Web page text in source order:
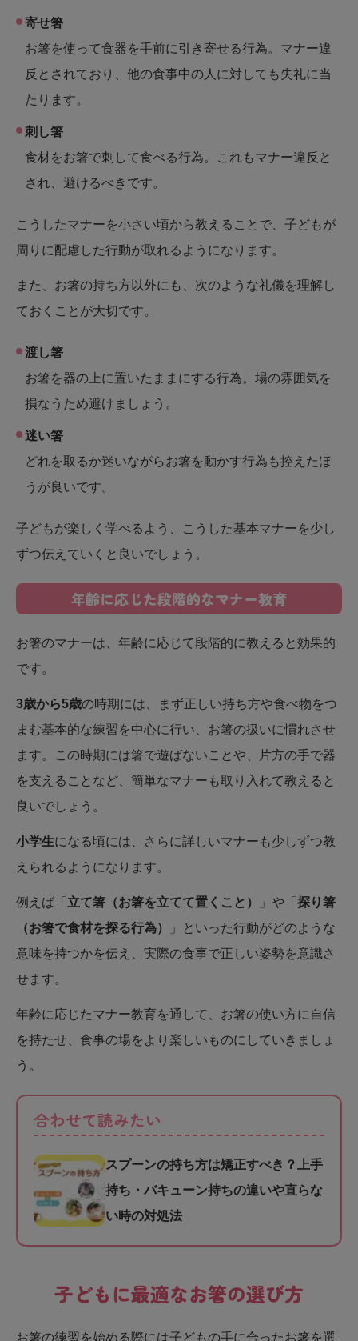
寄せ箸
お箸を使って食器を手前に引き寄せる行為。マナー違
反とされており、他の食事中の人に対しても失礼に当
たります。
刺し箸
食材をお箸で刺して食べる行為。これもマナー違反と
され、避けるべきです。
こうしたマナーを小さい頃から教えることで、子どもが
周りに配慮した行動が取れるようになります。
また、お箸の持ち方以外にも、次のような礼儀を理解し
ておくことが大切です。
渡し箸
お箸を器の上に置いたままにする行為。場の雰囲気を
損なうため避けましょう。
迷い箸
どれを取るか迷いながらお箸を動かす行為も控えたほ
うが良いです。
子どもが楽しく学べるよう、こうした基本マナーを少し
ずつ伝えていくと良いでしょう。
年齢に応じた段階的なマナー教育
お箸のマナーは、年齢に応じて段階的に教えると効果的
です。
3歳から5歳の時期には、まず正しい持ち方や食べ物をつ
まむ基本的な練習を中心に行い、お箸の扱いに慣れさせ
ます。この時期には箸で遊ばないことや、片方の手で器
を支えることなど、簡単なマナーも取り入れて教えると
良いでしょう。
小学生になる頃には、さらに詳しいマナーも少しずつ教
えられるようになります。
例えば「 立て箸（お箸を立てて置くこと） 」や「 探り箸
（お箸で食材を探る行為）
」といった行動がどのような
意味を持つかを伝え、実際の食事で正しい姿勢を意識さ
せます。
年齢に応じたマナー教育を通して、お箸の使い方に自信
を持たせ、食事の場をより楽しいものにしていきましょ
う。
合わせて読みたい
スプーンの持ち方は矯正すべき？上手
持ち・バキューン持ちの違いや直らな
い時の対処法
子どもに最適なお箸の選び方
お箸の練習を始める際には子どもの手に合ったお箸を選